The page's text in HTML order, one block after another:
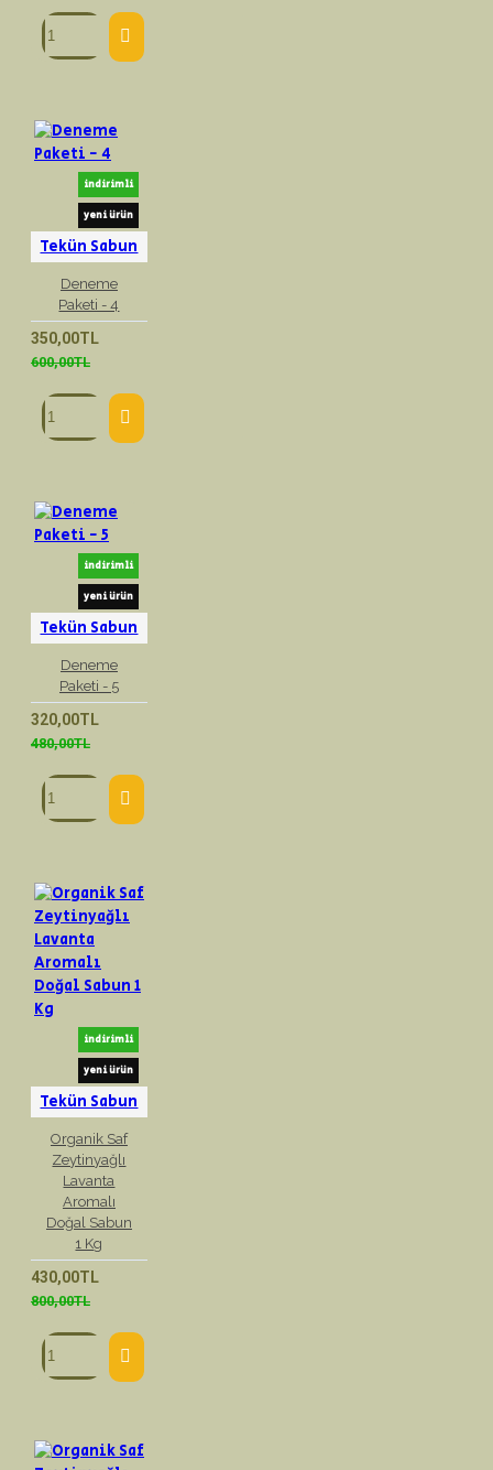
indirimli
yeni ürün
Tekün Sabun
Deneme
Paketi - 4
350,00TL
600,00TL
indirimli
yeni ürün
Tekün Sabun
Deneme
Paketi - 5
320,00TL
480,00TL
indirimli
yeni ürün
Tekün Sabun
Organik Saf
Zeytinyağlı
Lavanta
Aromalı
Doğal Sabun
1 Kg
430,00TL
800,00TL